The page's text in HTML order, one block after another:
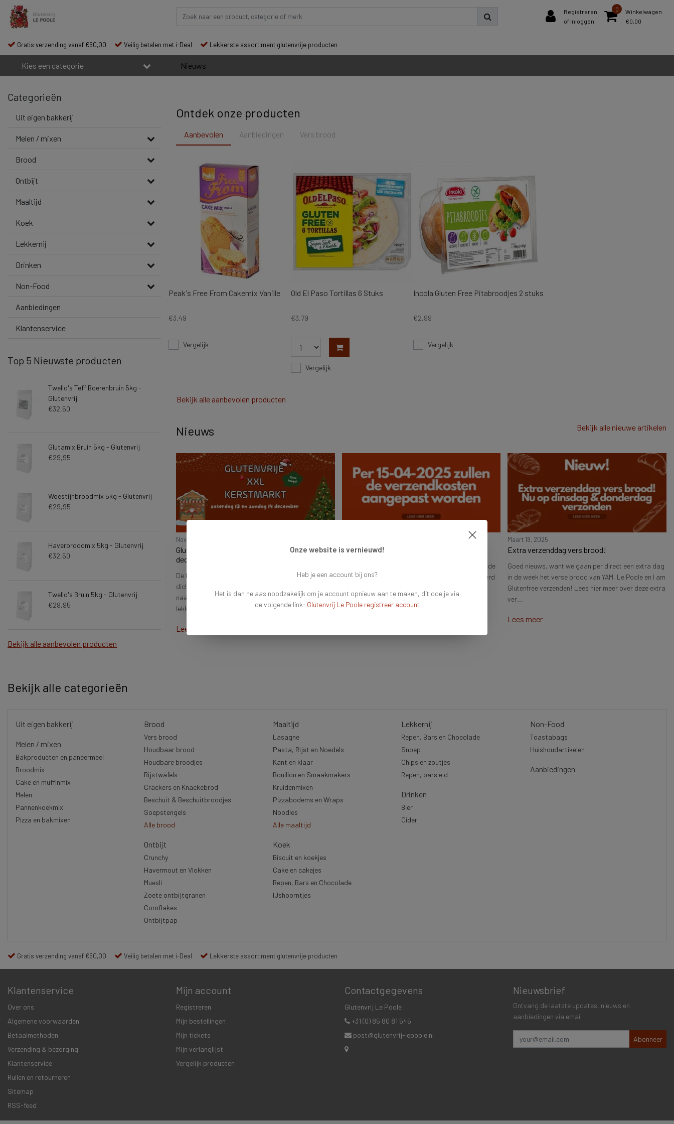
Registreren
of Inloggen
0
Winkelwagen
€0,00
Gratis verzending vanaf €50,00 Veilig betalen met i-Deal Lekkerste assortiment glutenvrije producten
Kies een categorie Nieuws
Categorieën
Uit eigen bakkerij
Melen / mixen
Brood
Ontbijt
Maaltijd
Koek
Lekkernij
Drinken
Non-Food
Aanbiedingen
Klantenservice
Top 5 Nieuwste producten
Twello's Teff Boerenbruin 5kg -
Glutenvrij
€32,50
Glutamix Bruin 5kg - Glutenvrij
€29,95
Woestijnbroodmix 5kg - Glutenvrij
€29,95
Haverbroodmix 5kg - Glutenvrij
€32,50
Twello's Bruin 5kg - Glutenvrij
€29,95
Bekijk alle aanbevolen producten
Ontdek onze producten
Aanbevolen Aanbiedingen Vers brood
Peak's Free From Cakemix Vanille
€3,49
Vergelijk
Old El Paso Tortillas 6 Stuks
€3,79
Vergelijk
Incola Gluten Free Pitabroodjes 2 stuks
€2,99
Vergelijk
Bekijk alle aanbevolen producten
Nieuws Bekijk alle nieuwe artikelen
Markt agenda
Lees meer
November 25, 2025
Glutenvrije XXL Kerstmarkt op zaterdag 13
december & zondag 14 december!
De feestelijke decembermaand komt steeds
dichterbij en dat is de perfecte tijd om uit te kijken
naar warmte, gezelligheid en natuurlijk héél veel
lekkers. Daa...
Lees meer
Aanpassing van de verzendkosten
Helaas kunnen wij er niet langer onder uit: stijgende
kosten. De afgelopen 5 jaar hebben we geprobeerd
een stijging van de verzendkosten te voorkomen,
maar hela...
Maart 18, 2025
Extra verzenddag vers brood!
Goed nieuws, want we gaan per direct een extra dag
in de week het verse brood van YAM, Le Poole en I am
Glutenfree verzenden! Lees hier meer over deze extra
ver...
Lees meer
Bekijk alle categorieën
Uit eigen bakkerij
Melen / mixen
Bakproducten en paneermeel
Broodmix
Cake en muffinmix
Melen
Pannenkoekmix
Pizza en bakmixen
Brood
Vers brood
Houdbaar brood
Houdbare broodjes
Rijstwafels
Crackers en Knackebrod
Beschuit & Beschuitbroodjes
Soepstengels
Alle brood
Ontbijt
Crunchy
Havermout en Vlokken
Muesli
Zoete ontbijtgranen
Cornflakes
Ontbijtpap
Maaltijd
Lasagne
Pasta, Rijst en Noedels
Kant en klaar
Bouillon en Smaakmakers
Kruidenmixen
Pizzabodems en Wraps
Noodles
Alle maaltijd
Koek
Biscuit en koekjes
Cake en cakejes
Repen, Bars en Chocolade
IJshoorntjes
Lekkernij
Repen, Bars en Chocolade
Snoep
Chips en zoutjes
Repen, bars e.d
Drinken
Bier
Cider
Non-Food
Toastabags
Huishoudartikelen
Aanbiedingen
Gratis verzending vanaf €50,00 Veilig betalen met i-Deal Lekkerste assortiment glutenvrije producten
Klantenservice
Over ons
Algemene voorwaarden
Betaalmethoden
Verzending & bezorging
Klantenservice
Ruilen en retourneren
Sitemap
RSS-feed
Mijn account
Registreren
Mijn bestellingen
Mijn tickets
Mijn verlanglijst
Vergelijk producten
Contactgegevens
Glutenvrij Le Poole
+31 (0) 85 80 81 545
post@glutenvrij-lepoole.nl
Nieuwsbrief
Ontvang de laatste updates, nieuws en
aanbiedingen via email
Abonneer
Onze website is vernieuwd!
Heb je een account bij ons?
Het is dan helaas noodzakelijk om je account opnieuw aan te maken, dit doe je via
de volgende link: Glutenvrij Le Poole registreer account